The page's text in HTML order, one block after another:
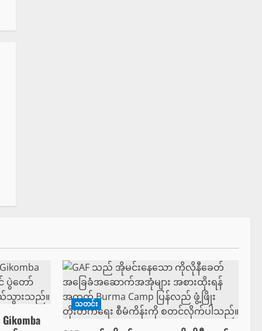
သတင်း